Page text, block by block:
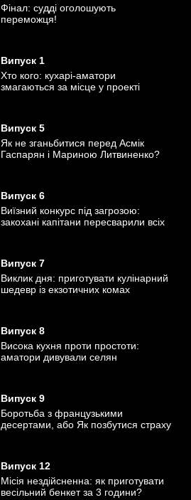
Фінал: судді оголошують
переможця!
Випуск 1
Хто кого: кухарі-аматори
змагаються за місце у проекті
Випуск 5
Як не зганьбитися перед Асмік
Гаспарян і Мариною Литвиненко?
Випуск 6
Виїзний конкурс під загрозою:
закохані капітани пересварили всіх
Випуск 7
Виклик дня: приготувати кулінарний
шедевр із екзотичних комах
Випуск 8
Висока кухня проти простоти:
аматори дивували селян
Випуск 9
Боротьба з французькими
десертами, або Як позбутися страху
Випуск 12
Місія нездійсненна: як приготувати
весільний бенкет за 3 години?